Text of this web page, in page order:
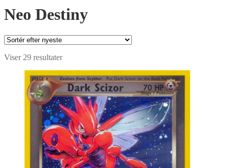
Neo Destiny
Viser 29 resultaterSorteret
seneste